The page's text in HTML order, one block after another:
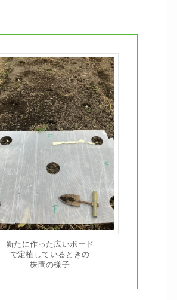
新たに作った広いボード
で定植しているときの
株間の様子